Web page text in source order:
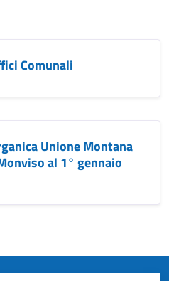
Comunali
Unione Montana
al 1° gennaio